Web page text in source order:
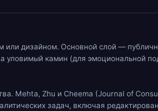
или дизайном. Основной слой —
уловимый камин (для эмоциональной
Mehta, Zhu и Cheema (Journal of
задач, включая